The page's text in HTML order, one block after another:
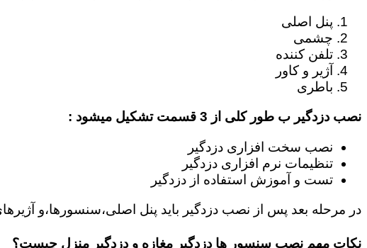
پنل اصلی
چشمی
تلفن کننده
آژیر و کاور
باطری
نصب دزدگیر ب طور کلی از 3 قسمت تشکیل میشود :
نصب سخت افزاری دزدگیر
تنظیمات نرم افزاری دزدگیر
تست و آموزش استفاده از دزدگیر
در مرحله بعد پس از نصب دزدگیر باید پنل اصلی،سنسورها،و
نکات مهم نصب سنسور ها دزدگیر مغازه و دزدگیر منزل چیست؟